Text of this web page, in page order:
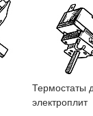
Термостаты
электроплит